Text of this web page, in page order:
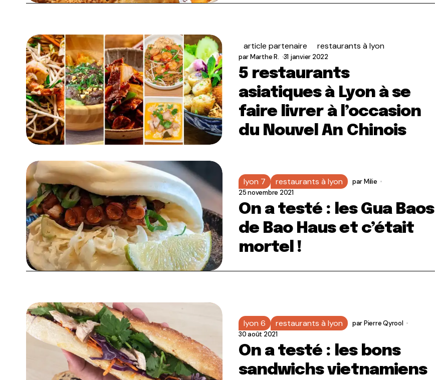
article partenaire restaurants à lyon
parMarthe R. 31 janvier 2022
5 restaurants
asiatiques à Lyon à se
faire livrer à l’occasion
du Nouvel An Chinois
lyon 7 restaurants à lyon parMilie
25 novembre 2021
On a testé : les Gua Baos
de Bao Haus et c’était
mortel !
lyon 6 restaurants à lyon parPierre Qyrool
30 août 2021
On a testé : les bons
sandwichs vietnamiens